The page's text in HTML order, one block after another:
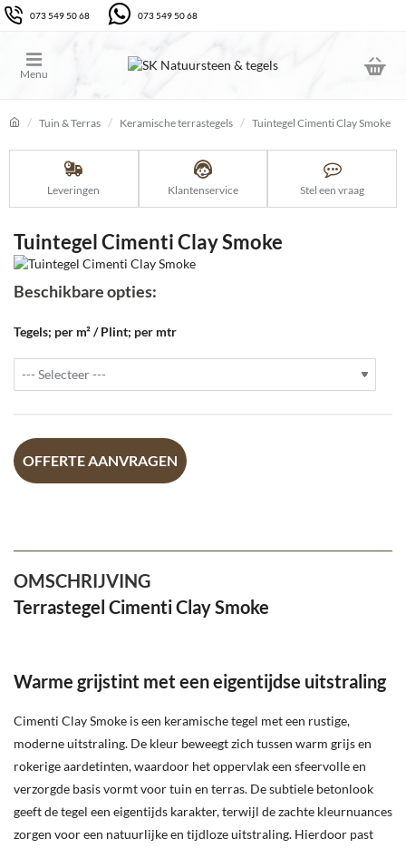
073 549 50 68 073 549 50 68
Tuin & Terras Keramische terrastegels Tuintegel Cimenti Clay Smoke
Leveringen Klantenservice Stel een vraag
Tuintegel Cimenti Clay Smoke
Beschikbare opties:
Tegels; per m² / Plint; per mtr
OFFERTE AANVRAGEN
OMSCHRIJVING
Terrastegel Cimenti Clay Smoke
Warme grijstint met een eigentijdse uitstraling
Cimenti Clay Smoke is een keramische tegel met een rustige,
moderne uitstraling. De kleur beweegt zich tussen warm grijs en
rokerige aardetinten, waardoor het oppervlak een sfeervolle en
verzorgde basis vormt voor tuin en terras. De subtiele betonlook
geeft de tegel een eigentijds karakter, terwijl de zachte kleurnuances
zorgen voor een natuurlijke en tijdloze uitstraling. Hierdoor past